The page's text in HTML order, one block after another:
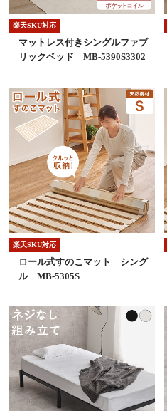
楽天SKU対応
マットレス付きシングルファブ
リックベッド MB-5390S3302
楽天SKU対応
ロール式すのこマット シング
ル MB-5305S